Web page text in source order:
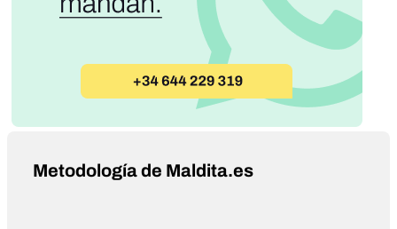
Metodología de Maldita.es